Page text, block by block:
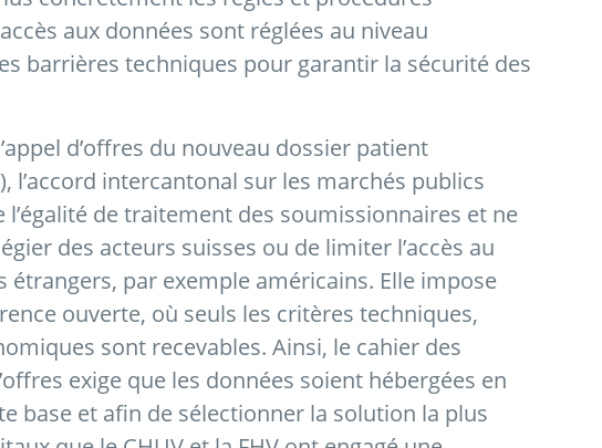
aux données sont réglées au niveau
barrières techniques pour garantir la sécurité des
d’offres du nouveau dossier patient
l’accord intercantonal sur les marchés publics
de traitement des soumissionnaires et ne
des acteurs suisses ou de limiter l’accès au
étrangers, par exemple américains. Elle impose
ouverte, où seuls les critères techniques,
sont recevables. Ainsi, le cahier des
exige que les données soient hébergées en
base et afin de sélectionner la solution la plus